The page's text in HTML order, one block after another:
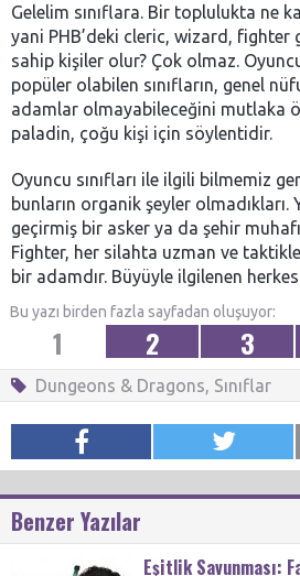
Gelelim sınıflara. Bir toplulukta ne
yani PHB’deki cleric, wizard, fighter
sahip kişiler olur? Çok olmaz.
popüler olabilen sınıfların, genel
adamlar olmayabileceğini mutlaka
paladin, çoğu kişi için söylentidir.
Oyuncu sınıfları ile ilgili bilmemiz
bunların organik şeyler olmadıkları.
geçirmiş bir asker ya da şehir
Fighter, her silahta uzman ve
bir adamdır. Büyüyle ilgilenen
Bu yazı birden fazla sayfadan oluşuyor:
1 2 3
Dungeons & Dragons, Sınıflar
Benzer Yazılar
Eşitlik Savunması: